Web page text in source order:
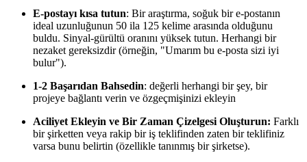
E-postayı kısa tutun: Bir araştırma, soğuk bir e-postanın
ideal uzunluğunun 50 ila 125 kelime arasında olduğunu
buldu. Sinyal-gürültü oranını yüksek tutun. Herhangi bir
nezaket gereksizdir (örneğin, "Umarım bu e-posta sizi iyi
bulur").
1-2 Başarıdan Bahsedin: değerli herhangi bir şey, bir
projeye bağlantı verin ve özgeçmişinizi ekleyin
Aciliyet Ekleyin ve Bir Zaman Çizelgesi Oluşturun: Farklı
bir şirketten veya rakip bir iş teklifinden zaten bir teklifiniz
varsa bunu belirtin (özellikle tanınmış bir şirketse).